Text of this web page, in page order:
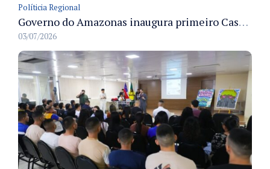
Políticia Regional
Governo do Amazonas inaugura primeiro Castramóvel Fluvial para atendimento veterinário às comunidades ribeirinhas e castração gratuita
03/07/2026